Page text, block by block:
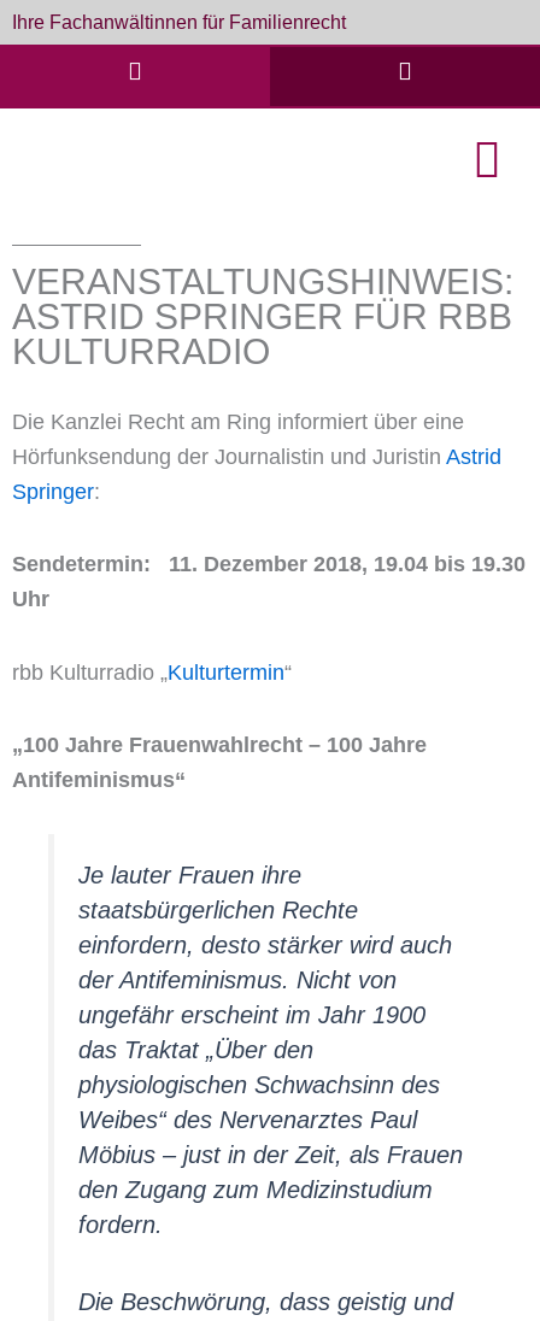
Zum
Inhalt
Ihre Fachanwältinnen für Familienrecht
VERANSTALTUNGSHINWEIS:
ASTRID SPRINGER FÜR RBB
KULTURRADIO
Die Kanzlei Recht am Ring informiert über eine
Hörfunksendung der Journalistin und Juristin Astrid
Springer:
Sendetermin: 11. Dezember 2018, 19.04 bis 19.30
Uhr
rbb Kulturradio „Kulturtermin“
„100 Jahre Frauenwahlrecht – 100 Jahre
Antifeminismus“
Je lauter Frauen ihre
staatsbürgerlichen Rechte
einfordern, desto stärker wird auch
der Antifeminismus. Nicht von
ungefähr erscheint im Jahr 1900
das Traktat „Über den
physiologischen Schwachsinn des
Weibes“ des Nervenarztes Paul
Möbius – just in der Zeit, als Frauen
den Zugang zum Medizinstudium
fordern.
Die Beschwörung, dass geistig und